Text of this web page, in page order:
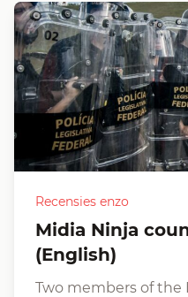
Recensies enzo
Midia Ninja counterattack
(English)
Two members of the